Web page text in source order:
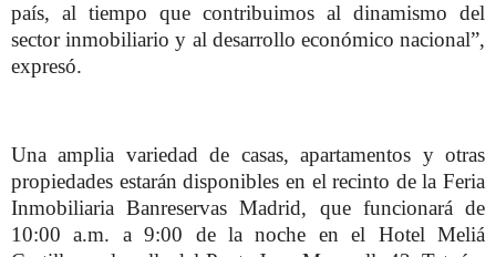
país, al tiempo que contribuimos al dinamismo del
sector inmobiliario y al desarrollo económico nacional”,
expresó.
Una amplia variedad de casas, apartamentos y otras
propiedades estarán disponibles en el recinto de la Feria
Inmobiliaria Banreservas Madrid, que funcionará de
10:00 a.m. a 9:00 de la noche en el Hotel Meliá